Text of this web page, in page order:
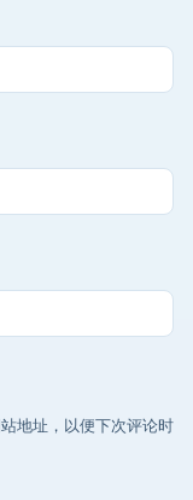
地址，以便下次评论时